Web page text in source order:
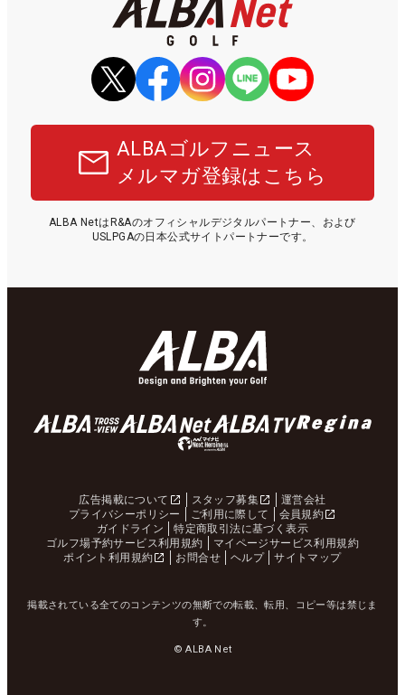
ALBAゴルフニュース
メルマガ登録はこちら
ALBA NetはR&Aのオフィシャルデジタルパートナー、および
USLPGAの日本公式サイトパートナーです。
広告掲載について スタッフ募集
運営会社
プライバシーポリシー
ご利用に際して
会員規約
ガイドライン
特定商取引法に基づく表示
ゴルフ場予約サービス利用規約
マイページサービス利用規約
ポイント利用規約
お問合せ ヘルプ サイトマップ
掲載されている全てのコンテンツの無断での転載、転用、コピー等は禁じま
す。
© ALBA Net